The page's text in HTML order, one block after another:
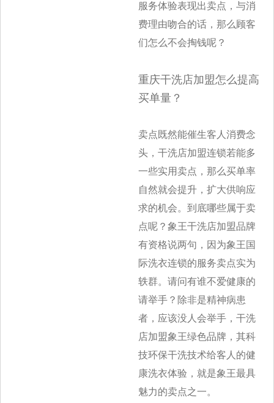
服务体验表现出卖点，与消
费理由吻合的话，那么顾客
们怎么不会掏钱呢？
重庆干洗店加盟怎么提高
买单量？
卖点既然能催生客人消费念
头，干洗店加盟连锁若能多
一些实用卖点，那么买单率
自然就会提升，扩大供响应
求的机会。到底哪些属于卖
点呢？象王干洗店加盟品牌
有资格说两句，因为象王国
际洗衣连锁的服务卖点实为
轶群。请问有谁不爱健康的
请举手？除非是精神病患
者，应该没人会举手，干洗
店加盟象王绿色品牌，其科
技环保干洗技术给客人的健
康洗衣体验，就是象王最具
魅力的卖点之一。